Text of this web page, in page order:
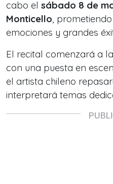
cabo el sábado 8 de
Monticello,
emociones y grandes
El recital comenzará a
con una puesta en
el artista chileno
interpretará temas